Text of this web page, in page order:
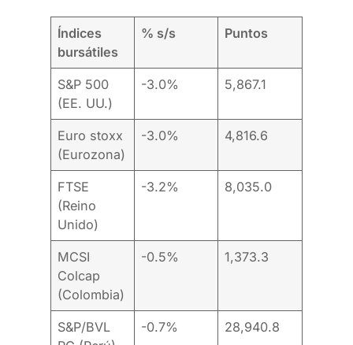
Índices
bursátiles
% s/s Puntos
S&P 500
(EE. UU.)
-3.0% 5,867.1
Euro stoxx
(Eurozona)
-3.0% 4,816.6
FTSE
(Reino
Unido)
-3.2% 8,035.0
MCSI
Colcap
(Colombia)
-0.5% 1,373.3
S&P/BVL
-0.7% 28,940.8